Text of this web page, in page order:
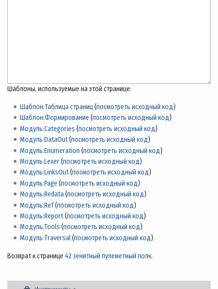
Шаблоны, используемые на этой странице:
Шаблон:Таблица страниц(посмотреть исходный код)
Шаблон:Формирование (посмотреть исходный код)
Модуль:Categories (посмотреть исходный код)
Модуль:DataOut(посмотреть исходный код)
Модуль:Enumeration (посмотреть исходный код)
Модуль:Lexer(посмотреть исходный код)
Модуль:LinksOut(посмотреть исходный код)
Модуль:Page (посмотреть исходный код)
Модуль:Redata(посмотреть исходный код)
Модуль:Ref(посмотреть исходный код)
Модуль:Report(посмотреть исходный код)
Модуль:Tools (посмотреть исходный код)
Модуль:Traversal(посмотреть исходный код)
Возврат к странице 42 зенитный пулеметный полк.